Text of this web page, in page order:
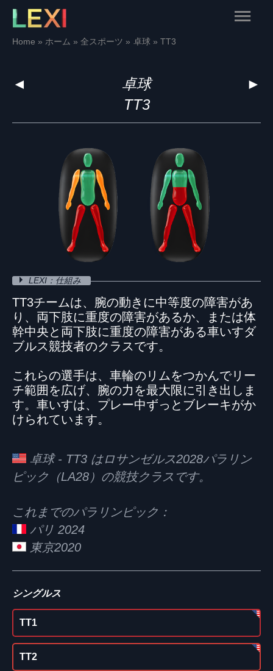
Skip
content
Main
Home ホーム 全スポーツ 卓球 TT3
◄ ►
卓球
TT3
LEXI：仕組み
TT3チームは、腕の動きに中等度の障害があ
り、両下肢に重度の障害があるか、または体
幹中央と両下肢に重度の障害がある車いすダ
ブルス競技者のクラスです。
これらの選手は、車輪のリムをつかんでリー
チ範囲を広げ、腕の力を最大限に引き出しま
す。車いすは、プレー中ずっとブレーキがか
けられています。
卓球 - TT3 はロサンゼルス2028パラリン
ピック（LA28）の競技クラスです。
これまでのパラリンピック：
パリ 2024
東京2020
シングルス
TT1
TT2